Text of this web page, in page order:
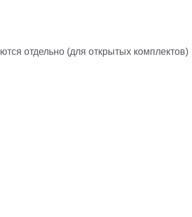
отдельно (для открытых комплектов)